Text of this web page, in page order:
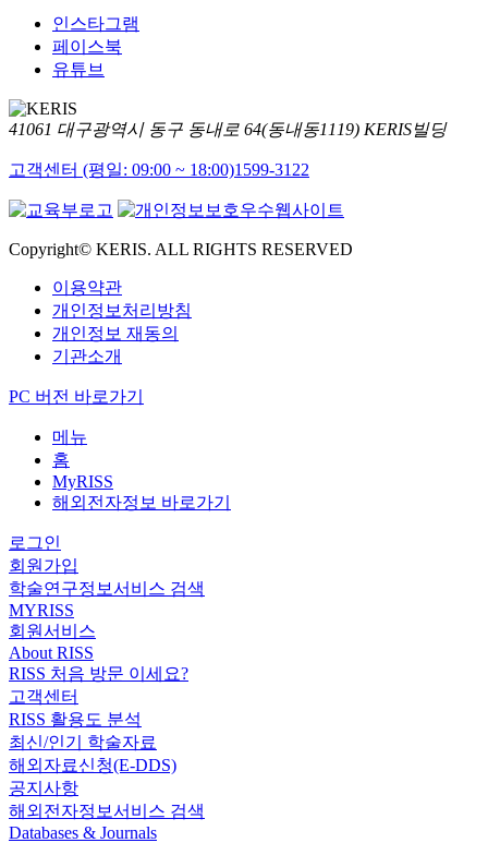
인스타그램
페이스북
유튜브
41061 대구광역시 동구 동내로 64(동내동1119) KERIS빌딩
고객센터 (평일: 09:00 ~ 18:00)1599-3122
Copyright© KERIS. ALL RIGHTS RESERVED
이용약관
개인정보처리방침
개인정보 재동의
기관소개
PC 버전 바로가기
메뉴
홈
MyRISS
해외전자정보 바로가기
로그인
회원가입
학술연구정보서비스 검색
MYRISS
회원서비스
About RISS
RISS 처음 방문 이세요?
고객센터
RISS 활용도 분석
최신/인기 학술자료
해외자료신청(E-DDS)
공지사항
해외전자정보서비스 검색
Databases & Journals